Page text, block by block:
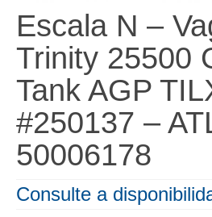
Escala N –
Trinity 25500
Tank AGP
#250137 –
50006178
Consulte a